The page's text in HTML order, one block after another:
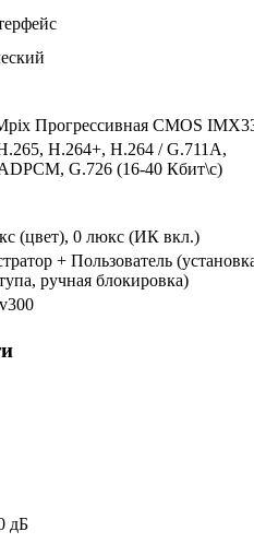
Прогрессивная CMOS
H.264+, H.264 / G.711A,
G.726 (16-40 Кбит\с)
(цвет), 0 люкс (ИК вкл.)
+ Пользователь
ручная блокировка)
дБ